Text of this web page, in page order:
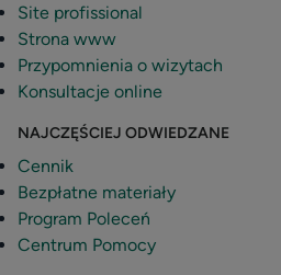
Site profissional
Strona www
Przypomnienia o wizytach
Konsultacje online
NAJCZĘŚCIEJ ODWIEDZANE
Cennik
Bezpłatne materiały
Program Poleceń
Centrum Pomocy